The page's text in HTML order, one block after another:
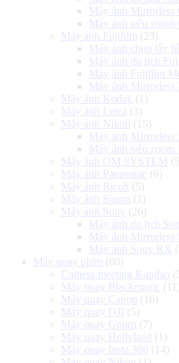
Máy ảnh Mirrorless
Máy ảnh siêu zoom
Máy ảnh Fujifilm (23)
Máy ảnh chụp lấy
Máy ảnh du lịch
Máy ảnh Fujifilm
Máy ảnh
Máy ảnh Kodak (1)
Máy ảnh Leica (3)
Máy ảnh Nikon
(15)
Máy ảnh Mirrorless
Máy ảnh siêu zoom
Máy ảnh OM SYSTEM
Máy ảnh Panasonic (6)
Máy ảnh Ricoh
(5)
Máy ảnh Sigma (1)
Máy ảnh Sony (26)
Máy ảnh du lịch
Máy ảnh Mirrorless
Máy ảnh Sony RX
Máy quay phim (80)
Camera meeting Kandao
Máy quay Blackmagic (11)
Máy quay Canon
(16)
Máy quay DJI (5)
Máy quay Gopro (7)
Máy quay Hollyland
(1)
Máy quay Insta 360 (14)